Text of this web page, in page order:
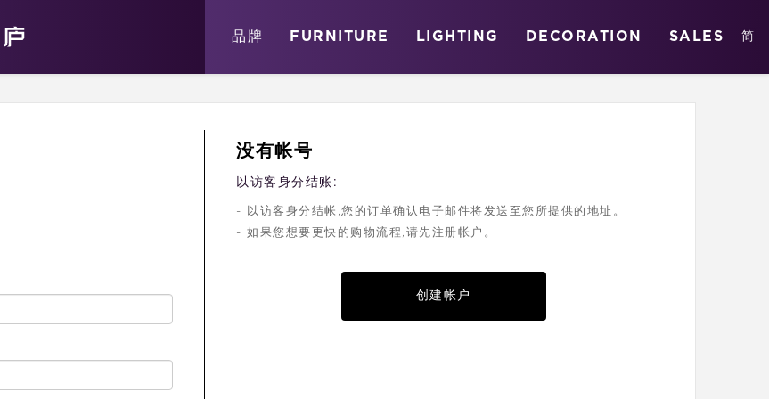
品牌 FURNITURE LIGHTING DECORATION SALES
没有帐号
以访客身分结账:
- 以访客身分结帐,您的订单确认电子邮件将发送至您所提供的地址。
- 如果您想要更快的购物流程,请先注册帐户。
创建帐户